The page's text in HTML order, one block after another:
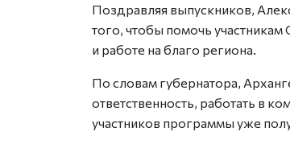
Поздравляя выпускников,
того, чтобы помочь
и работе на благо региона.
По словам губернатора,
ответственность, работать в
участников программы уже